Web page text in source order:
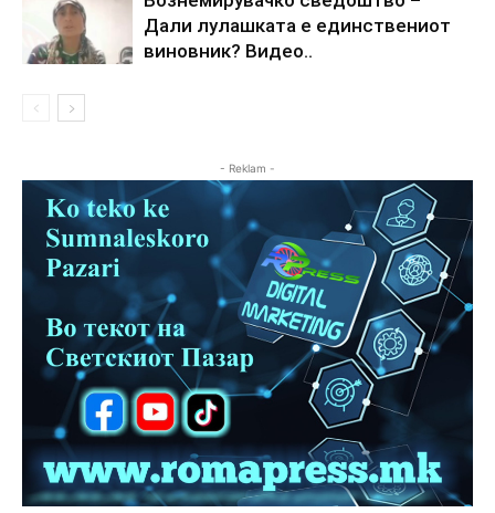
Дали лулашката е единствениот
виновник? Видео..
- Reklam -